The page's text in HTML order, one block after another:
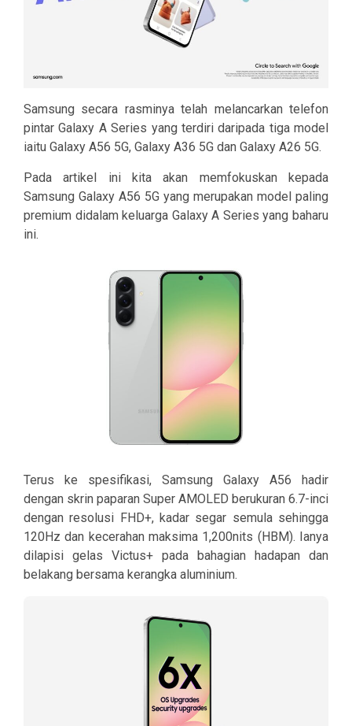
Samsung secara rasminya telah melancarkan telefon
pintar Galaxy A Series yang terdiri daripada tiga model
iaitu Galaxy A56 5G, Galaxy A36 5G dan Galaxy A26 5G.
Pada artikel ini kita akan memfokuskan kepada
Samsung Galaxy A56 5G yang merupakan model paling
premium didalam keluarga Galaxy A Series yang baharu
ini.
Terus ke spesifikasi, Samsung Galaxy A56 hadir
dengan skrin paparan Super AMOLED berukuran 6.7-inci
dengan resolusi FHD+, kadar segar semula sehingga
120Hz dan kecerahan maksima 1,200nits (HBM). Ianya
dilapisi gelas Victus+ pada bahagian hadapan dan
belakang bersama kerangka aluminium.